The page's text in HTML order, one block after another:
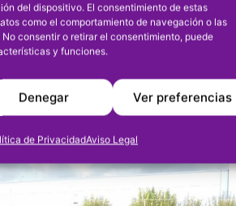
del dispositivo. El consentimiento de estas
como el comportamiento de navegación o las
consentir o retirar el consentimiento, puede
y funciones.
Denegar Ver preferencias
de PrivacidadAviso Legal
Veteranos.
Alexis Iberguen (Latinos